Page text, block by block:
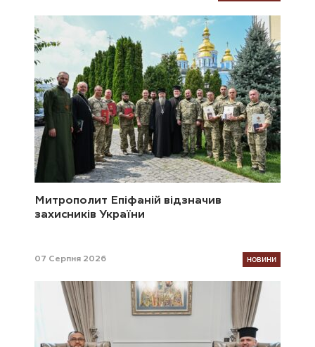
Митрополит Епіфаній відзначив
захисників України
07 Серпня 2026 НОВИНИ